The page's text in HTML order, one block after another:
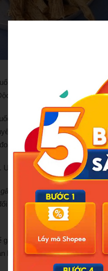
cao,
hoạt tang kí sinh gia thêm
Độc hoạt 8g, tang kí sinh
khung 6g, sinh địa 12g, đỗ
12, thỏ ti tử 4g, cốt toái 8g,
Uống khi thuốc còn ấm.
bệnh cơ xương khớp:Đối
thời tiết đột ngột, hoặc trời
đau, nhức mỏiở vùng cơ
lại có tính ấm, có thể khu